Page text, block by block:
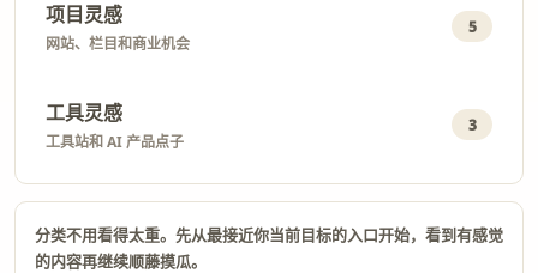
项目灵感
网站、栏目和商业机会
5
工具灵感
工具站和 AI 产品点子
3
分类不用看得太重。先从最接近你当前目标的入口开始，看到有感觉
的内容再继续顺藤摸瓜。